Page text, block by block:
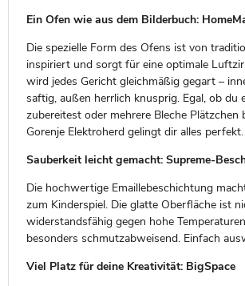
Ein Ofen wie aus dem Bilderbuch:
Die spezielle Form des Ofens ist von
inspiriert und sorgt für eine optimale
wird jedes Gericht gleichmäßig gegart –
saftig, außen herrlich knusprig. Egal, ob du
zubereitest oder mehrere Bleche Plätzchen
Gorenje Elektroherd gelingt dir alles perfekt.
Sauberkeit leicht gemacht: Supreme-
Die hochwertige Emaillebeschichtung
zum Kinderspiel. Die glatte Oberfläche ist
widerstandsfähig gegen hohe
besonders schmutzabweisend. Einfach
Viel Platz für deine Kreativität: BigSpace